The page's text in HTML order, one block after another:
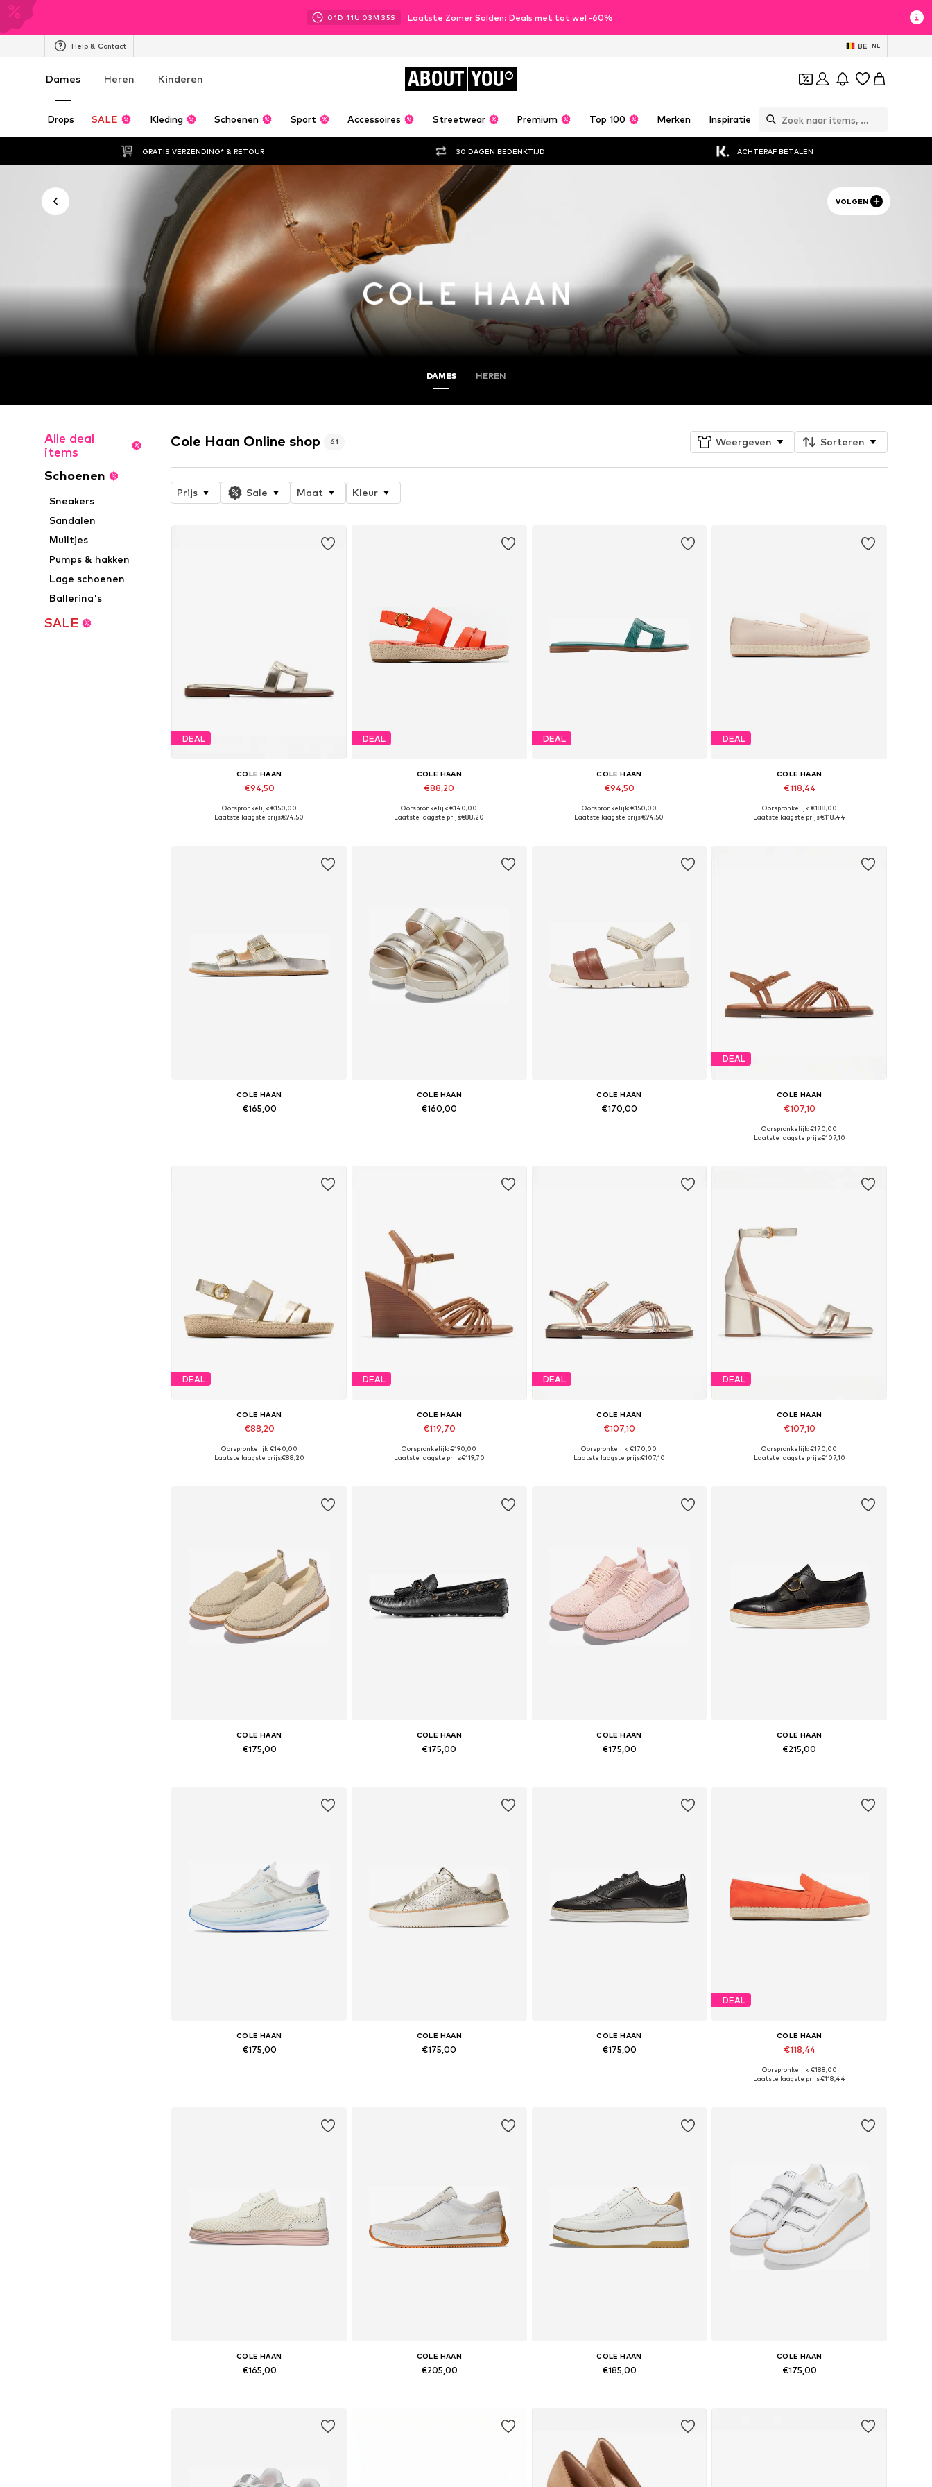
01D 11U 03M 34S Laatste Zomer Solden: Deals met tot wel -60%
Help & Contact BE NL
Dames Heren Kinderen ABOUT YOU
Drops SALE Kleding Schoenen Sport Accessoires Streetwear Premium Top 100 Merken Inspiratie
GRATIS VERZENDING* & RETOUR 30 DAGEN BEDENKTIJD ACHTERAF BETALEN
VOLGEN
DAMES HEREN
Alle deal
items
Schoenen
Sneakers
Sandalen
Muiltjes
Pumps & hakken
Lage schoenen
Ballerina's
SALE
Cole Haan Online shop 61 Weergeven Sorteren
Prijs Sale Maat Kleur
DEAL
COLE HAAN
€94,50
Beschikbare maten: 37, 37,5, 38, 38,5, 39, 39,5
Oorspronkelijk: €150,00
Laatste laagste prijs:€94,50
DEAL
COLE HAAN
€88,20
Beschikbare maten: 37, 37,5, 38, 38,5, 39, 39,5
Oorspronkelijk: €140,00
Laatste laagste prijs:€88,20
DEAL
COLE HAAN
€94,50
Beschikbare maten: 37, 37,5, 38, 38,5, 39, 39,5
Oorspronkelijk: €150,00
Laatste laagste prijs:€94,50
DEAL
COLE HAAN
€118,44
Beschikbare maten: 37, 37,5, 38, 38,5, 39, 39,5
Oorspronkelijk: €188,00
Laatste laagste prijs:€118,44
COLE HAAN
€165,00
COLE HAAN
€160,00
COLE HAAN
€170,00
DEAL
COLE HAAN
€107,10
Beschikbare maten: 37, 38, 39,5
Oorspronkelijk: €170,00
Laatste laagste prijs:€107,10
DEAL
COLE HAAN
€88,20
Beschikbare maten: 37, 37,5, 38,5, 39, 39,5
Oorspronkelijk: €140,00
Laatste laagste prijs:€88,20
DEAL
COLE HAAN
€119,70
Beschikbare maten: 37, 37,5, 38,5
Oorspronkelijk: €190,00
Laatste laagste prijs:€119,70
DEAL
COLE HAAN
€107,10
Beschikbare maten: 37,5, 39,5
Oorspronkelijk: €170,00
Laatste laagste prijs:€107,10
DEAL
COLE HAAN
€107,10
Beschikbare maten: 37, 37,5, 38,5
Oorspronkelijk: €170,00
Laatste laagste prijs:€107,10
COLE HAAN
€175,00
COLE HAAN
€175,00
COLE HAAN
€175,00
COLE HAAN
€215,00
COLE HAAN
€175,00
COLE HAAN
€175,00
COLE HAAN
€175,00
DEAL
COLE HAAN
€118,44
Beschikbare maten: 37, 37,5, 38, 39, 39,5
Oorspronkelijk: €188,00
Laatste laagste prijs:€118,44
COLE HAAN
€165,00
COLE HAAN
€205,00
COLE HAAN
€185,00
COLE HAAN
€175,00